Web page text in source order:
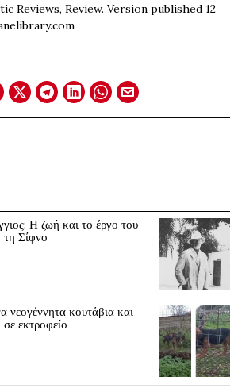
Reviews, Review. Version published 12
Η ζωή και το έργο του
τη Σίφνο
νεογέννητα κουτάβια και
εκτροφείο